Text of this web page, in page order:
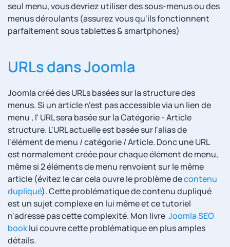
seul menu, vous devriez utiliser des sous-menus ou des
menus déroulants (assurez vous qu'ils fonctionnent
parfaitement sous tablettes & smartphones)
URLs dans Joomla
Joomla créé des URLs basées sur la structure des
menus. Si un article n'est pas accessible via un lien de
menu , l' URL sera basée sur la Catégorie - Article
structure. L'URL actuelle est basée sur l'alias de
l'élément de menu / catégorie / Article. Donc une URL
est normalement créée pour chaque élément de menu,
même si 2 éléments de menu renvoient sur le même
article (évitez le car cela ouvre le problème decontenu
dupliqué). Cette problématique de contenu dupliqué
est un sujet complexe en lui même et ce tutoriel
n'adresse pas cette complexité. Mon livre Joomla SEO
booklui couvre cette problématique en plus amples
détails.